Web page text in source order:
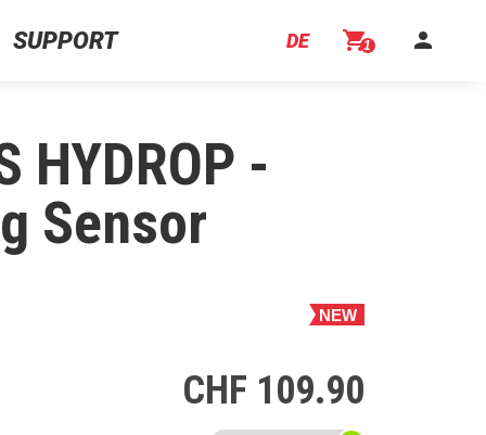
SUPPORT DE shopping_cart1 person
HYDROP -
Sensor
NEW
CHF 109.90